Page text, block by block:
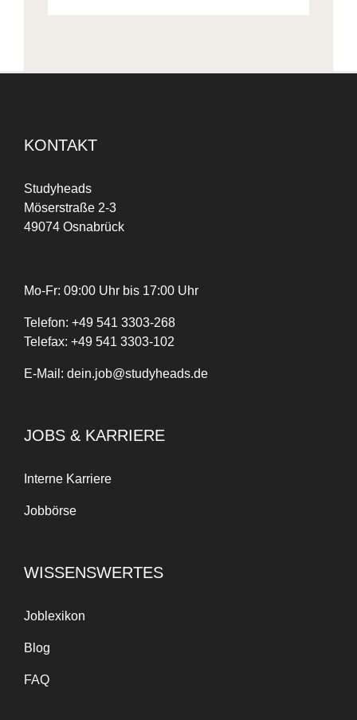
KONTAKT
Studyheads
Möserstraße 2-3
49074 Osnabrück
Mo-Fr: 09:00 Uhr bis 17:00 Uhr
Telefon: +49 541 3303-268
Telefax: +49 541 3303-102
E-Mail: dein.job@studyheads.de
JOBS & KARRIERE
Interne Karriere
Jobbörse
WISSENSWERTES
Joblexikon
Blog
FAQ